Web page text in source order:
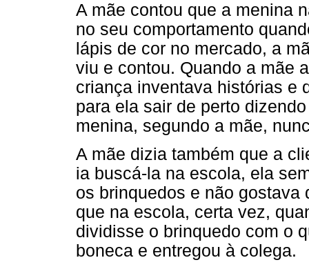
A mãe contou que a menina
no seu comportamento
lápis de cor no mercado, a
viu e contou. Quando a mãe
criança inventava histórias e
para ela sair de perto
menina, segundo a mãe,
A mãe dizia também que a
ia buscá-la na escola, ela
os brinquedos e não gostava
que na escola, certa vez,
dividisse o brinquedo com o
boneca e entregou à colega.